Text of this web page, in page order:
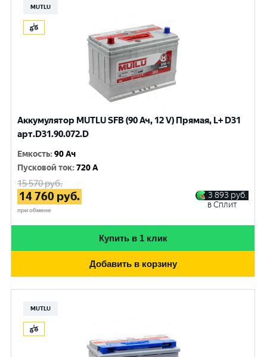
MUTLU
Аккумулятор MUTLU SFB (90 Ач, 12 V) Прямая, L+ D31
арт.D31.90.072.D
Емкость:90 Ач
Пусковой ток:720 A
15 570руб.
14 760 руб.
при обмене
3 893 руб.
в Сплит
Купить в 1 клик
Добавить в корзину
MUTLU